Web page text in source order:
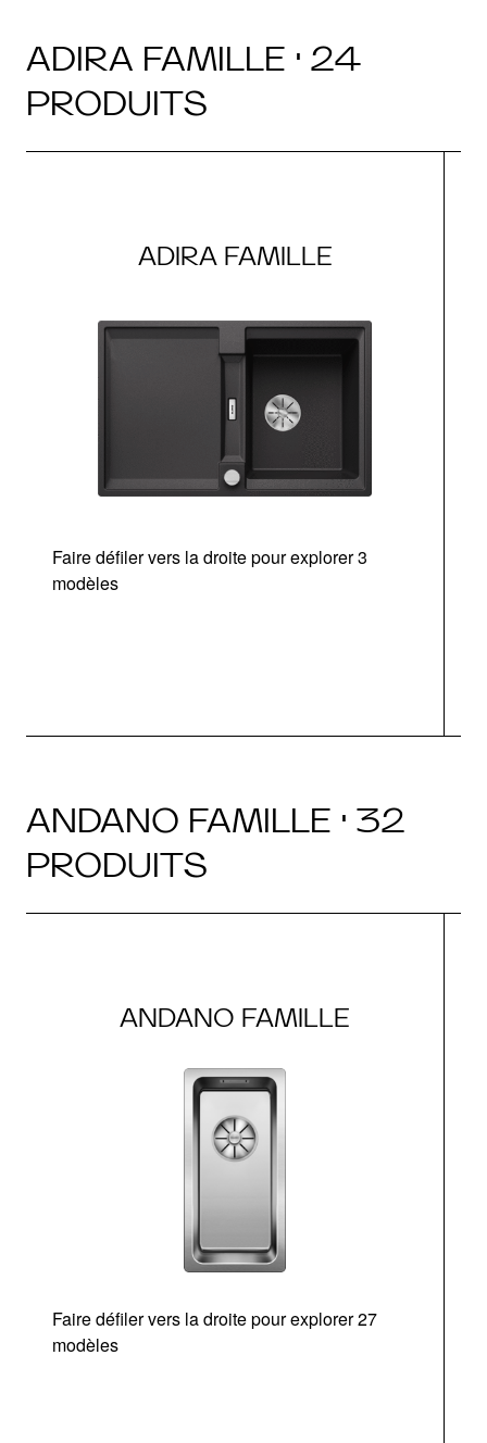
ADIRA FAMILLE · 24
PRODUITS
ADIRA FAMILLE
Faire défiler vers la droite pour explorer 3
modèles
ANDANO FAMILLE · 32
PRODUITS
ANDANO FAMILLE
Faire défiler vers la droite pour explorer 27
modèles